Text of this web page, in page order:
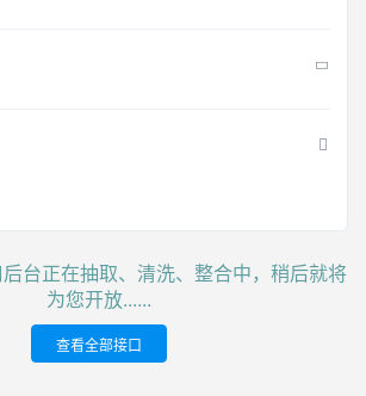
台正在抽取、清洗、整合中，稍后就将
为您开放......
查看全部接口